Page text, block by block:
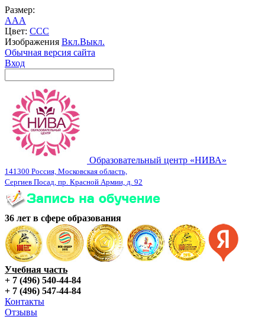
Размер:
AAA
Цвет: CCC
Изображения Вкл.Выкл.
Обычная версия сайта
Вход
Образовательный центр «НИВА»
141300 Россия, Московская область,
Сергиев Посад, пр. Красной Армии, д. 92
36 лет в сфере образования
Учебная часть
+ 7 (496) 540-44-84
+ 7 (496) 547-44-84
Контакты
Отзывы